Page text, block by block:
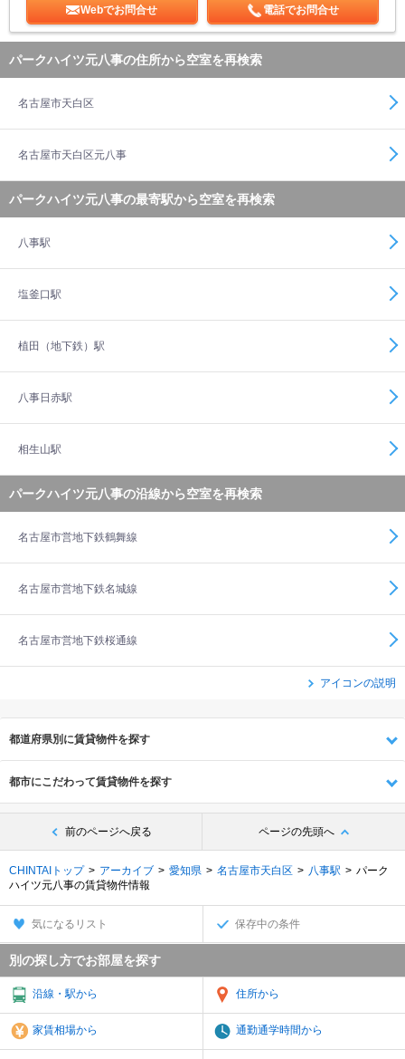
Webでお問合せ 電話でお問合せ
パークハイツ元八事の住所から空室を再検索
名古屋市天白区
名古屋市天白区元八事
パークハイツ元八事の最寄駅から空室を再検索
八事駅
塩釜口駅
植田（地下鉄）駅
八事日赤駅
相生山駅
パークハイツ元八事の沿線から空室を再検索
名古屋市営地下鉄鶴舞線
名古屋市営地下鉄名城線
名古屋市営地下鉄桜通線
アイコンの説明
都道府県別に賃貸物件を探す
都市にこだわって賃貸物件を探す
前のページへ戻る ページの先頭へ
CHINTAIトップ アーカイブ 愛知県 名古屋市天白区 八事駅
パーク
ハイツ元八事の賃貸物件情報
気になるリスト 保存中の条件
別の探し方でお部屋を探す
沿線・駅から 住所から
家賃相場から 通勤通学時間から